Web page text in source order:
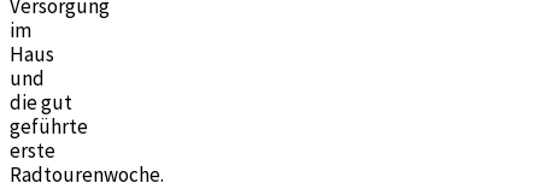
Versorgung
im
Haus
und
die gut
geführte
erste
Radtourenwoche.